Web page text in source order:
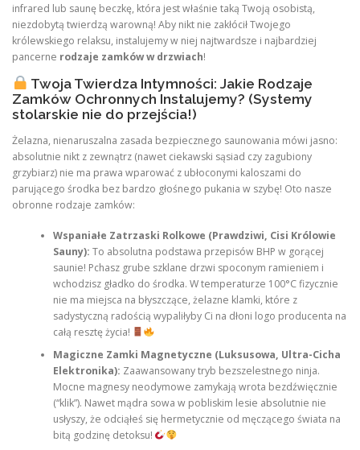
infrared lub saunę beczkę, która jest właśnie taką Twoją osobistą,
niezdobytą twierdzą warowną! Aby nikt nie zakłócił Twojego
królewskiego relaksu, instalujemy w niej najtwardsze i najbardziej
pancerne rodzaje zamków w drzwiach!
Twoja Twierdza Intymności: Jakie Rodzaje
Zamków Ochronnych Instalujemy? (Systemy
stolarskie nie do przejścia!)
Żelazna, nienaruszalna zasada bezpiecznego saunowania mówi jasno:
absolutnie nikt z zewnątrz (nawet ciekawski sąsiad czy zagubiony
grzybiarz) nie ma prawa wparować z ubłoconymi kaloszami do
parującego środka bez bardzo głośnego pukania w szybę! Oto nasze
obronne rodzaje zamków:
Wspaniałe Zatrzaski Rolkowe (Prawdziwi, Cisi Królowie
Sauny): To absolutna podstawa przepisów BHP w gorącej
saunie! Pchasz grube szklane drzwi spoconym ramieniem i
wchodzisz gładko do środka. W temperaturze 100°C fizycznie
nie ma miejsca na błyszczące, żelazne klamki, które z
sadystyczną radością wypaliłyby Ci na dłoni logo producenta na
całą resztę życia!
Magiczne Zamki Magnetyczne (Luksusowa, Ultra-Cicha
Elektronika): Zaawansowany tryb bezszelestnego ninja.
Mocne magnesy neodymowe zamykają wrota bezdźwięcznie
(“klik”). Nawet mądra sowa w pobliskim lesie absolutnie nie
usłyszy, że odciąłeś się hermetycznie od męczącego świata na
bitą godzinę detoksu!